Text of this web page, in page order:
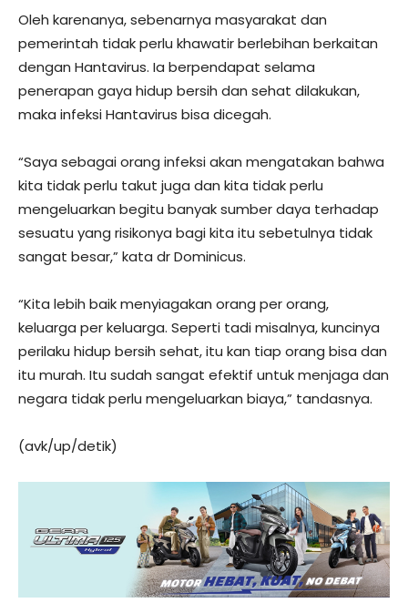
Oleh karenanya, sebenarnya masyarakat dan
pemerintah tidak perlu khawatir berlebihan berkaitan
dengan Hantavirus. Ia berpendapat selama
penerapan gaya hidup bersih dan sehat dilakukan,
maka infeksi Hantavirus bisa dicegah.
“Saya sebagai orang infeksi akan mengatakan bahwa
kita tidak perlu takut juga dan kita tidak perlu
mengeluarkan begitu banyak sumber daya terhadap
sesuatu yang risikonya bagi kita itu sebetulnya tidak
sangat besar,” kata dr Dominicus.
“Kita lebih baik menyiagakan orang per orang,
keluarga per keluarga. Seperti tadi misalnya, kuncinya
perilaku hidup bersih sehat, itu kan tiap orang bisa dan
itu murah. Itu sudah sangat efektif untuk menjaga dan
negara tidak perlu mengeluarkan biaya,” tandasnya.
(avk/up/detik)